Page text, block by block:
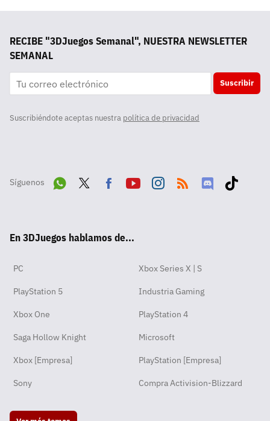
RECIBE "3DJuegos Semanal", NUESTRA NEWSLETTER
SEMANAL
Suscribir
Suscribiéndote aceptas nuestra política de privacidad
Síguenos
pp
ok
En 3DJuegos hablamos de...
PC Xbox Series X | S
PlayStation 5 Industria Gaming
Xbox One PlayStation 4
Saga Hollow Knight Microsoft
Xbox [Empresa] PlayStation [Empresa]
Sony Compra Activision-Blizzard